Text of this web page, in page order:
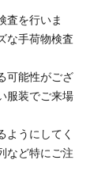
査を行いま
な手荷物検査
可能性がござ
服装でご来場
ようにしてく
など特にご注